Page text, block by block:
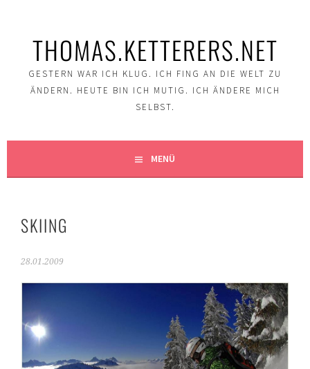
THOMAS.KETTERERS.NET
GESTERN WAR ICH KLUG. ICH FING AN DIE WELT ZU
ÄNDERN. HEUTE BIN ICH MUTIG. ICH ÄNDERE MICH
SELBST.
MENÜ
SKIING
28.01.2009